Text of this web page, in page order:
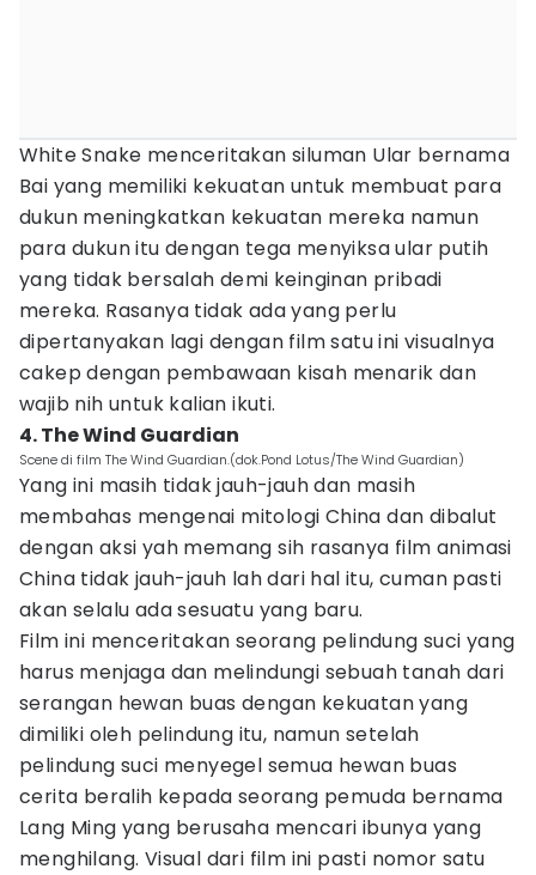
White Snake menceritakan siluman Ular bernama
Bai yang memiliki kekuatan untuk membuat para
dukun meningkatkan kekuatan mereka namun
para dukun itu dengan tega menyiksa ular putih
yang tidak bersalah demi keinginan pribadi
mereka. Rasanya tidak ada yang perlu
dipertanyakan lagi dengan film satu ini visualnya
cakep dengan pembawaan kisah menarik dan
wajib nih untuk kalian ikuti.
4. The Wind Guardian
Scene di film The Wind Guardian.(dok.Pond Lotus/The Wind Guardian)
Yang ini masih tidak jauh-jauh dan masih
membahas mengenai mitologi China dan dibalut
dengan aksi yah memang sih rasanya film animasi
China tidak jauh-jauh lah dari hal itu, cuman pasti
akan selalu ada sesuatu yang baru.
Film ini menceritakan seorang pelindung suci yang
harus menjaga dan melindungi sebuah tanah dari
serangan hewan buas dengan kekuatan yang
dimiliki oleh pelindung itu, namun setelah
pelindung suci menyegel semua hewan buas
cerita beralih kepada seorang pemuda bernama
Lang Ming yang berusaha mencari ibunya yang
menghilang. Visual dari film ini pasti nomor satu